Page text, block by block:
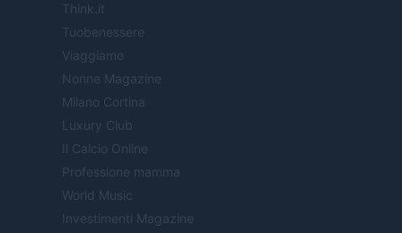
Think.it
Tuobenessere
Viaggiamo
Nonne Magazine
Milano Cortina
Luxury Club
Il Calcio Online
Professione mamma
World Music
Investimenti Magazine